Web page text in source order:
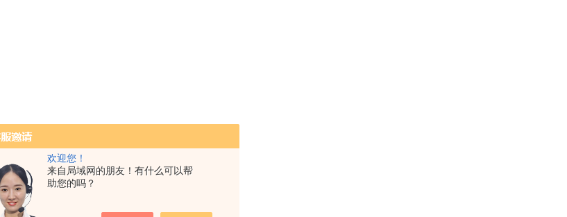
欢迎您！
来自局域网的朋友！有什么可以帮
助您的吗？